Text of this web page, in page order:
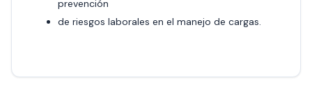
prevención
de riesgos laborales en el manejo de cargas.